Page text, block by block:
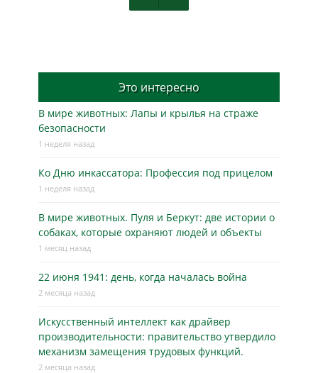
Это интересно
В мире животных: Лапы и крылья на страже
безопасности
1 неделя назад
Ко Дню инкассатора: Профессия под прицелом
1 неделя назад
В мире животных. Пуля и Беркут: две истории о
собаках, которые охраняют людей и объекты
1 месяц назад
22 июня 1941: день, когда началась война
2 месяца назад
Искусственный интеллект как драйвер
производительности: правительство утвердило
механизм замещения трудовых функций.
2 месяца назад